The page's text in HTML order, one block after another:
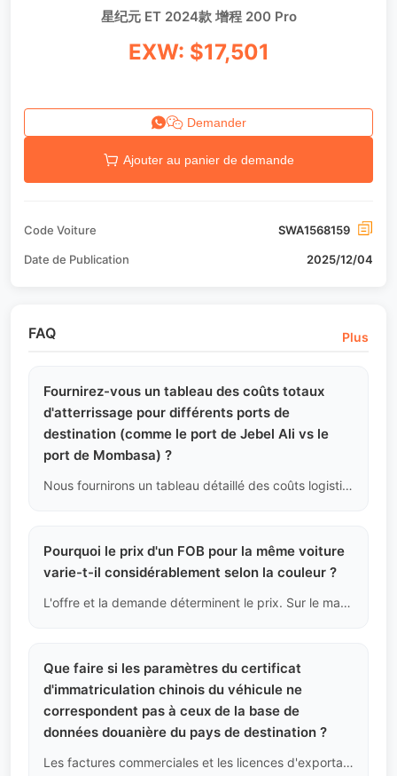
星纪元 ET 2024款 增程 200 Pro
EXW: $17,501
Demander
Ajouter au panier de demande
Code Voiture SWA1568159
Date de Publication 2025/12/04
FAQ Plus
Fournirez-vous un tableau des coûts totaux
d'atterrissage pour différents ports de
destination (comme le port de Jebel Ali vs le
port de Mombasa) ?
Nous fournirons un tableau détaillé des coûts logistiques et d'assurance du port d'origine au port de destination, mais comme nous ne maîtrisons pas les dynamiques douanières changeantes de plusieurs pays, nous ne pouvons pas fournir un calcul absolu du "prix total DDP".
Pourquoi le prix d'un FOB pour la même voiture
varie-t-il considérablement selon la couleur ?
L'offre et la demande déterminent le prix. Sur le marché chinois, les couleurs courantes comme le noir et le blanc ont une meilleure valeur de revente et une circulation plus rapide que les couleurs moins populaires (comme le rose ou le vert vif). Ainsi, à l'achat, il existe déjà une différence de plusieurs milliers de yuans pour certaines couleurs.
Que faire si les paramètres du certificat
d'immatriculation chinois du véhicule ne
correspondent pas à ceux de la base de
données douanière du pays de destination ?
Les factures commerciales et les licences d'exportation que nous fournissons sont basées sur le VIN du véhicule et les données de la plaque officielle chinoise. En cas de conflit avec les paramètres du système douanier du pays de destination (comme de légères différences dans le poids à vide), nous fournirons une "lettre d'explication des paramètres" tamponnée par notre société pour vous aider à expliquer, mais nous ne pouvons pas modifier les données des documents officiels.